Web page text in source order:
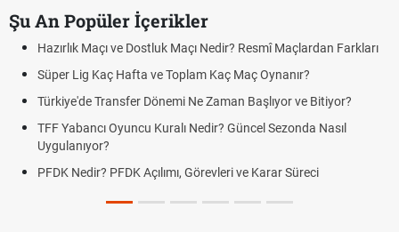
Şu An Popüler İçerikler
Hazırlık Maçı ve Dostluk Maçı Nedir? Resmî Maçlardan Farkları
Süper Lig Kaç Hafta ve Toplam Kaç Maç Oynanır?
Türkiye'de Transfer Dönemi Ne Zaman Başlıyor ve Bitiyor?
TFF Yabancı Oyuncu Kuralı Nedir? Güncel Sezonda Nasıl
Uygulanıyor?
PFDK Nedir? PFDK Açılımı, Görevleri ve Karar Süreci